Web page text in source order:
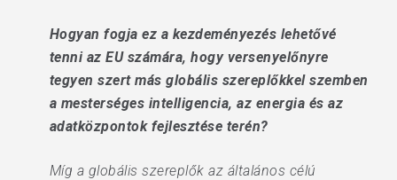
Hogyan fogja ez a kezdeményezés lehetővé
tenni az EU számára, hogy versenyelőnyre
tegyen szert más globális szereplőkkel szemben
a mesterséges intelligencia, az energia és az
adatközpontok fejlesztése terén?
Míg a globális szereplők az általános célú